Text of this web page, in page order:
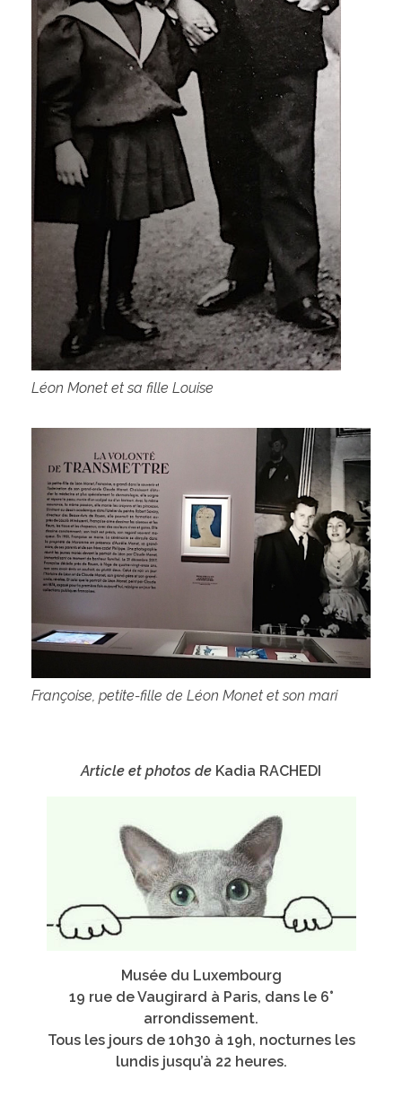
Léon Monet et sa fille Louise
Françoise, petite-fille de Léon Monet et son mari
Article et photos de Kadia RACHEDI
Musée du Luxembourg
19 rue de Vaugirard à Paris, dans le 6°
arrondissement.
Tous les jours de 10h30 à 19h, nocturnes les
lundis jusqu’à 22 heures.